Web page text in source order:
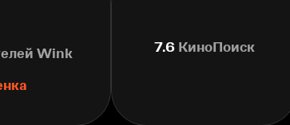
Wink
7.6КиноПоиск